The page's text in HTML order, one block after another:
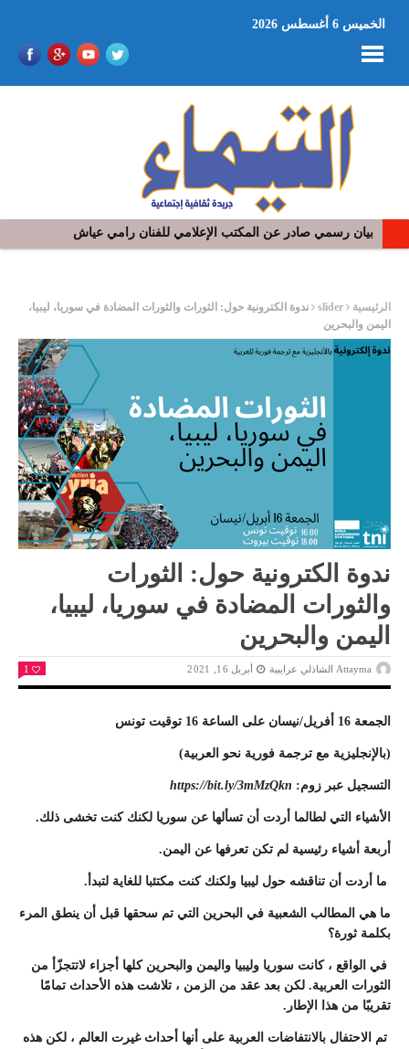
الخميس 6 أغسطس 2026
بيان رسمي صادر عن المكتب الإعلامي للفنان رامي عياش
في افتتاح مهرجان بومخلوف الدولي: رؤوف ماهر يتالق و يشد الجمهور
الرئيسية slider
ندوة الكترونية حول: الثورات والثورات المضادة في سوريا، ليبيا،
اليمن والبحرين
ندوة الكترونية حول: الثورات
والثورات المضادة في سوريا، ليبيا،
اليمن والبحرين
Attayma الشاذلي عرايبية أبريل 16, 2021 1
الجمعة 16 أفريل/نيسان على الساعة 16 توقيت تونس
(بالإنجليزية مع ترجمة فورية نحو العربية)
التسجيل عبر زوم:
https://bit.ly/3mMzQkn
الأشياء التي لطالما أردت أن تسألها عن سوريا لكنك كنت تخشى ذلك.
أربعة أشياء رئيسية لم تكن تعرفها عن اليمن.
ما أردت أن تناقشه حول ليبيا ولكنك كنت مكتئبا للغاية لتبدأ.
ما هي المطالب الشعبية في البحرين التي تم سحقها قبل أن ينطق المرء
بكلمة ثورة؟
في الواقع ، كانت سوريا وليبيا واليمن والبحرين كلها أجزاء لاتتجزّأ من
الثورات العربية. لكن بعد عقد من الزمن ، تلاشت هذه الأحداث تمامًا
تقريبًا من هذا الإطار.
تم الاحتفال بالانتفاضات العربية على أنها أحداث غيرت العالم ، لكن هذه